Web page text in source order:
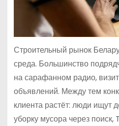
Строительный рынок
среда. Большинство
на сарафанном радио,
объявлений. Между тем
клиента растёт: люди ищут
уборку мусора через